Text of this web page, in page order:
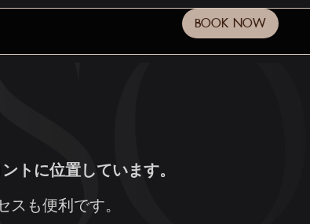
BOOK NOW
トに位置しています。
も便利です。